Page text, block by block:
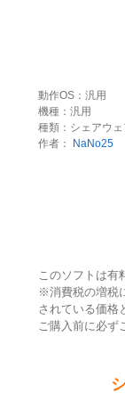
動作OS：汎用
機種：汎用
種類：シェアウェ
作者：
NaNo25
このソフトは有
※消費税の増税
されている価格
ご購入前に必ず